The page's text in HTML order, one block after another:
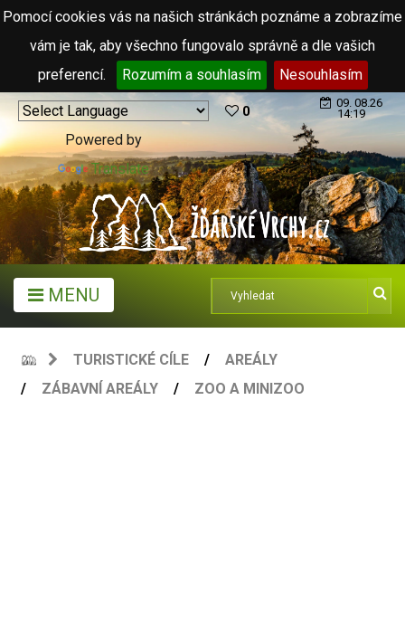
Pomocí cookies vás na našich stránkách poznáme a zobrazíme
vám je tak, aby všechno fungovalo správně a dle vašich
preferencí.
Rozumím a souhlasím Nesouhlasím
Powered by
Translate
0
09. 08.26
14:19
MENU
TURISTICKÉ CÍLE
AREÁLY
ZÁBAVNÍ AREÁLY
ZOO A MINIZOO